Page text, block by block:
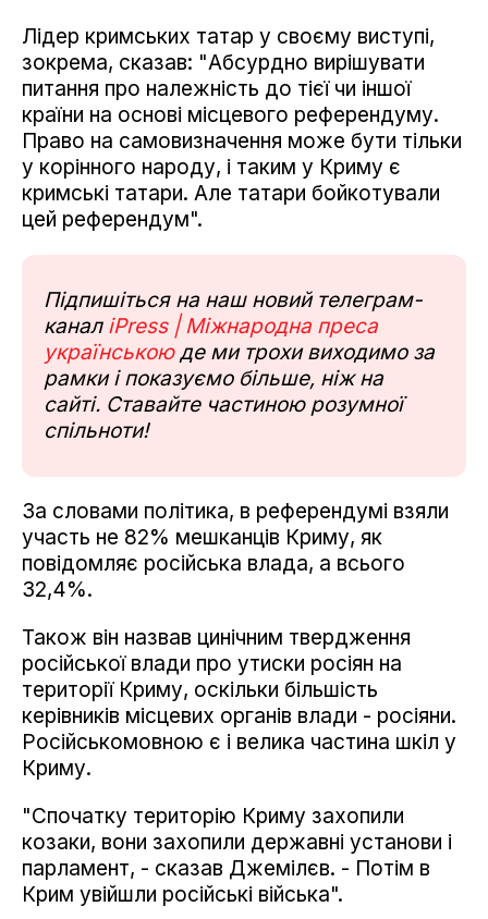
Лідер кримських татар у своєму виступі,
зокрема, сказав: "Абсурдно вирішувати
питання про належність до тієї чи іншої
країни на основі місцевого референдуму.
Право на самовизначення може бути тільки
у корінного народу, і таким у Криму є
кримські татари. Але татари бойкотували
цей референдум".
Підпишіться на наш новий телеграм-
канал iPress | Міжнародна преса
українськоюде ми трохи виходимо за
рамки і показуємо більше, ніж на
сайті. Ставайте частиною розумної
спільноти!
За словами політика, в референдумі взяли
участь не 82% мешканців Криму, як
повідомляє російська влада, а всього
32,4%.
Також він назвав цинічним твердження
російської влади про утиски росіян на
території Криму, оскільки більшість
керівників місцевих органів влади - росіяни.
Російськомовною є і велика частина шкіл у
Криму.
"Спочатку територію Криму захопили
козаки, вони захопили державні установи і
парламент, - сказав Джемілєв. - Потім в
Крим увійшли російські війська".